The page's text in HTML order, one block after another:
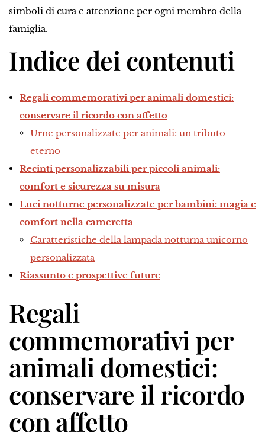
simboli di cura e attenzione per ogni membro della
famiglia.
Indice dei contenuti
Regali commemorativi per animali domestici:
conservare il ricordo con affetto
Urne personalizzate per animali: un tributo
eterno
Recinti personalizzabili per piccoli animali:
comfort e sicurezza su misura
Luci notturne personalizzate per bambini: magia e
comfort nella cameretta
Caratteristiche della lampada notturna unicorno
personalizzata
Riassunto e prospettive future
Regali
commemorativi per
animali domestici:
conservare il ricordo
con affetto